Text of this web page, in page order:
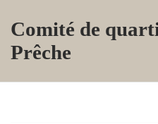
Comité de
Prêche